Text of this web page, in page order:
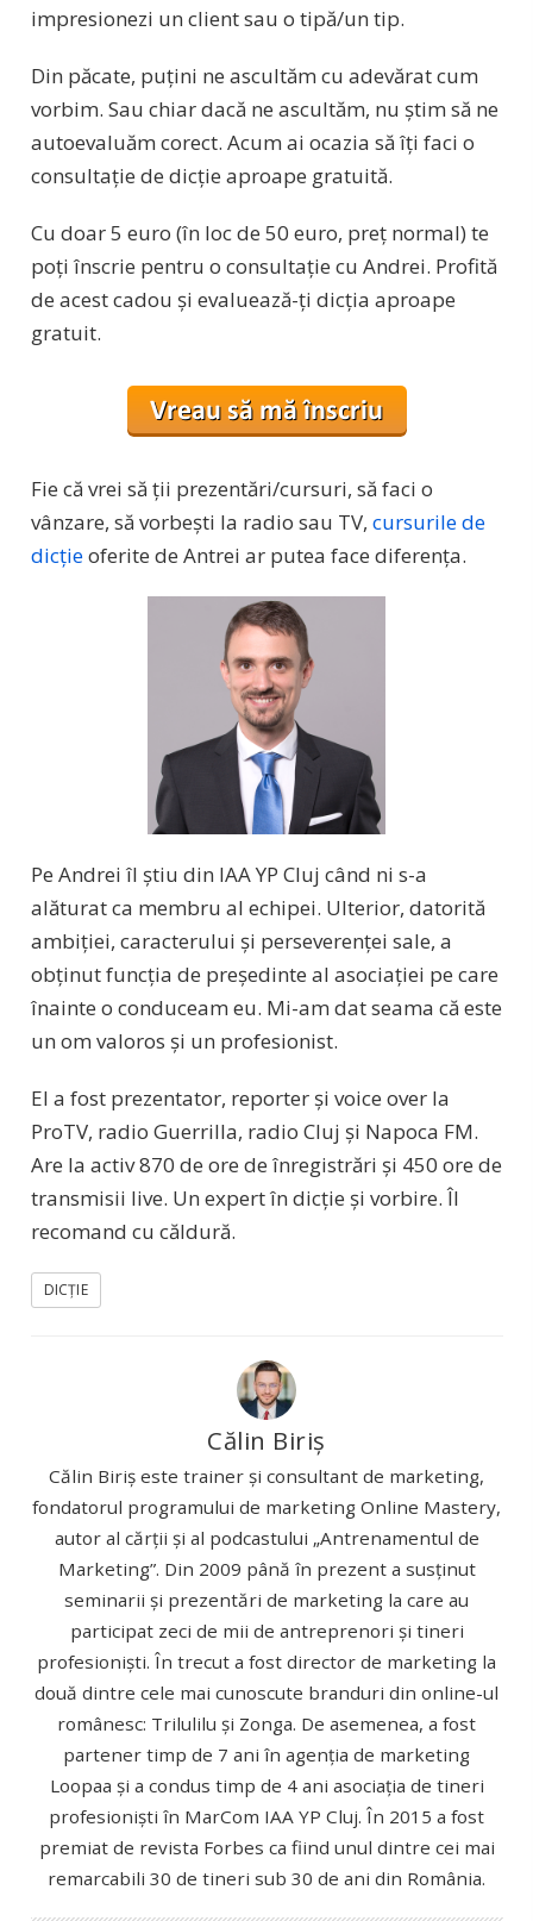
impresionezi un client sau o tipă/un tip.
Din păcate, puțini ne ascultăm cu adevărat cum
vorbim. Sau chiar dacă ne ascultăm, nu știm să ne
autoevaluăm corect. Acum ai ocazia să îți faci o
consultație de dicție aproape gratuită.
Cu doar 5 euro (în loc de 50 euro, preț normal) te
poți înscrie pentru o consultație cu Andrei. Profită
de acest cadou și evaluează-ți dicția aproape
gratuit.
Fie că vrei să ții prezentări/cursuri, să faci o
vânzare, să vorbești la radio sau TV, cursurile de
dicțieoferite de Antrei ar putea face diferența.
Pe Andrei îl știu din IAA YP Cluj când ni s-a
alăturat ca membru al echipei. Ulterior, datorită
ambiției, caracterului și perseverenței sale, a
obținut funcția de președinte al asociației pe care
înainte o conduceam eu. Mi-am dat seama că este
un om valoros și un profesionist.
El a fost prezentator, reporter și voice over la
ProTV, radio Guerrilla, radio Cluj și Napoca FM.
Are la activ 870 de ore de înregistrări și 450 ore de
transmisii live. Un expert în dicție și vorbire. Îl
recomand cu căldură.
DICȚIE
Călin Biriș
Călin Biriș este trainer și consultant de marketing,
fondatorul programului de marketing Online Mastery,
autor al cărții și al podcastului „Antrenamentul de
Marketing”. Din 2009 până în prezent a susținut
seminarii și prezentări de marketing la care au
participat zeci de mii de antreprenori și tineri
profesioniști. În trecut a fost director de marketing la
două dintre cele mai cunoscute branduri din online-ul
românesc: Trilulilu și Zonga. De asemenea, a fost
partener timp de 7 ani în agenția de marketing
Loopaa și a condus timp de 4 ani asociația de tineri
profesioniști în MarCom IAA YP Cluj. În 2015 a fost
premiat de revista Forbes ca fiind unul dintre cei mai
remarcabili 30 de tineri sub 30 de ani din România.